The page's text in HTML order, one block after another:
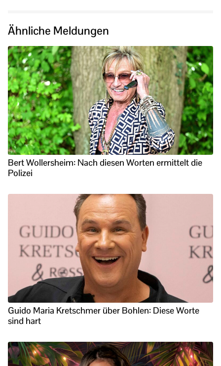
Ähnliche Meldungen
Bert Wollersheim: Nach diesen Worten ermittelt die
Polizei
Guido Maria Kretschmer über Bohlen: Diese Worte
sind hart